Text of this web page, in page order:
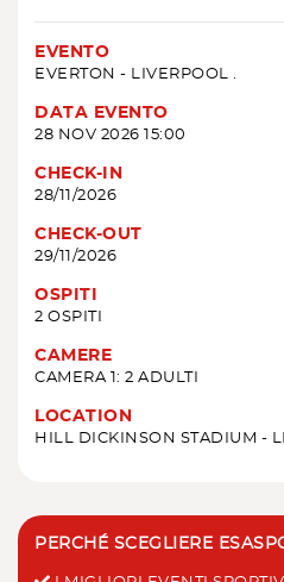
EVENTO
EVERTON - LIVERPOOL .
DATA EVENTO
28 NOV 2026 15:00
CHECK-IN
28/11/2026
CHECK-OUT
29/11/2026
OSPITI
2 OSPITI
CAMERE
CAMERA 1: 2 ADULTI
LOCATION
HILL DICKINSON STADIUM -
PERCHÉ SCEGLIERE